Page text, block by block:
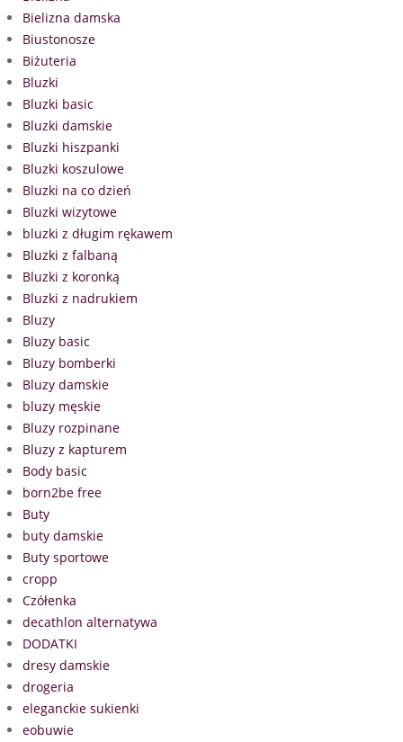
Bielizna damska
Biustonosze
Biżuteria
Bluzki
Bluzki basic
Bluzki damskie
Bluzki hiszpanki
Bluzki koszulowe
Bluzki na co dzień
Bluzki wizytowe
bluzki z długim rękawem
Bluzki z falbaną
Bluzki z koronką
Bluzki z nadrukiem
Bluzy
Bluzy basic
Bluzy bomberki
Bluzy damskie
bluzy męskie
Bluzy rozpinane
Bluzy z kapturem
Body basic
born2be free
Buty
buty damskie
Buty sportowe
cropp
Czółenka
decathlon alternatywa
DODATKI
dresy damskie
drogeria
eleganckie sukienki
eobuwie